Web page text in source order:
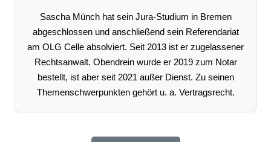
Sascha Münch hat sein Jura-Studium in Bremen
abgeschlossen und anschließend sein Referendariat
am OLG Celle absolviert. Seit 2013 ist er zugelassener
Rechtsanwalt. Obendrein wurde er 2019 zum Notar
bestellt, ist aber seit 2021 außer Dienst. Zu seinen
Themenschwerpunkten gehört u. a. Vertragsrecht.